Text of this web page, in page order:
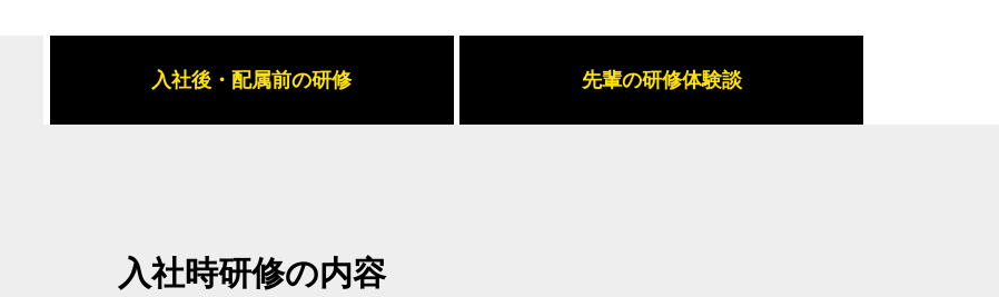
入社後・配属前の研修 先輩の研修体験談
入社時研修の内容